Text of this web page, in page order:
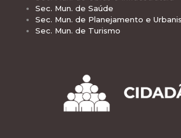
Sec. Mun. de Saúde
Sec. Mun. de Planejamento e
Sec. Mun. de Turismo